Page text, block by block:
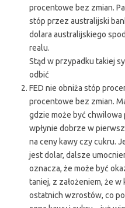
procentowe bez zmian.
stóp przez australijski
dolara australijskiego
realu.
Stąd w przypadku takiej
odbić
FED nie obniża stóp
procentowe bez zmian.
gdzie może być chwilowa
wpłynie dobrze w
na ceny kawy czy cukru.
jest dolar, dalsze
oznacza, że może być
taniej, z założeniem, że
ostatnich wzrostów, co